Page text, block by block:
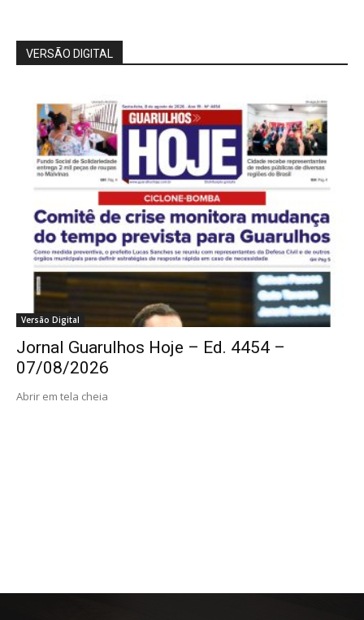
VERSÃO DIGITAL
Versão Digital
Jornal Guarulhos Hoje – Ed. 4454 –
07/08/2026
Abrir em tela cheia